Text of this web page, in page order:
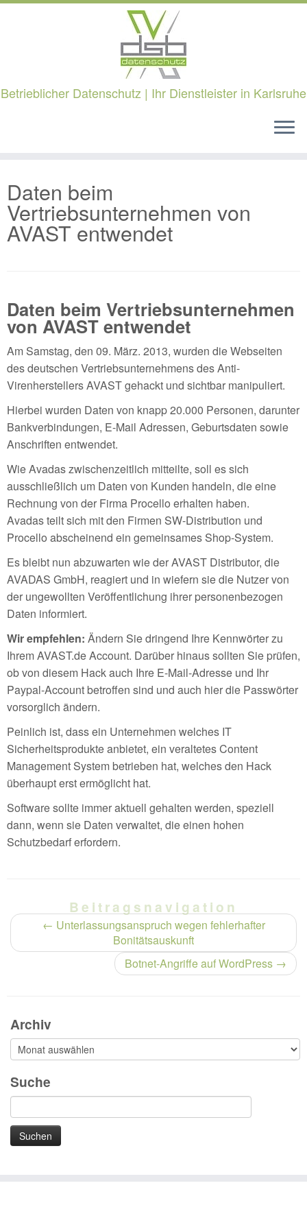
Inhalt
springen
Betrieblicher Datenschutz | Ihr Dienstleister in Karlsruhe
Daten beim
Vertriebsunternehmen von
AVAST entwendet
Daten beim Vertriebsunternehmen
von AVAST entwendet
Am Samstag, den 09. März. 2013, wurden die Webseiten
des deutschen Vertriebsunternehmens des Anti-
Virenherstellers AVAST gehackt und sichtbar manipuliert.
Hierbei wurden Daten von knapp 20.000 Personen, darunter
Bankverbindungen, E-Mail Adressen, Geburtsdaten sowie
Anschriften entwendet.
Wie Avadas zwischenzeitlich mitteilte, soll es sich
ausschließlich um Daten von Kunden handeln, die eine
Rechnung von der Firma Procello erhalten haben.
Avadas teilt sich mit den Firmen SW-Distribution und
Procello abscheinend ein gemeinsames Shop-System.
Es bleibt nun abzuwarten wie der AVAST Distributor, die
AVADAS GmbH, reagiert und in wiefern sie die Nutzer von
der ungewollten Veröffentlichung ihrer personenbezogen
Daten informiert.
Wir empfehlen: Ändern Sie dringend Ihre Kennwörter zu
Ihrem AVAST.de Account. Darüber hinaus sollten Sie prüfen,
ob von diesem Hack auch Ihre E-Mail-Adresse und Ihr
Paypal-Account betroffen sind und auch hier die Passwörter
vorsorglich ändern.
Peinlich ist, dass ein Unternehmen welches IT
Sicherheitsprodukte anbietet, ein veraltetes Content
Management System betrieben hat, welches den Hack
überhaupt erst ermöglicht hat.
Software sollte immer aktuell gehalten werden, speziell
dann, wenn sie Daten verwaltet, die einen hohen
Schutzbedarf erfordern.
Beitragsnavigation
← Unterlassungsanspruch wegen fehlerhafter
Bonitätsauskunft
Botnet-Angriffe auf WordPress →
Archiv
Archiv
Suche
nach: